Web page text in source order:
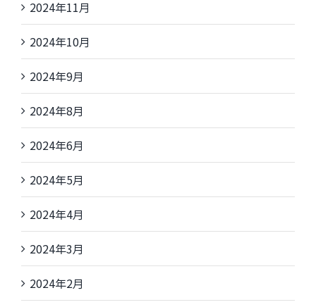
2024年11月
2024年10月
2024年9月
2024年8月
2024年6月
2024年5月
2024年4月
2024年3月
2024年2月